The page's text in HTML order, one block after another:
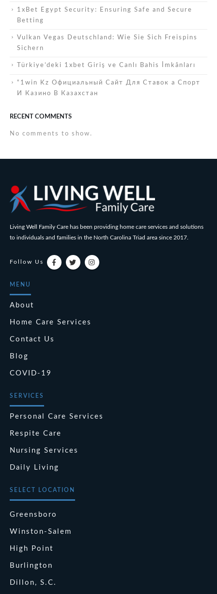
1xBet Egypt Security: Ensuring Safe and Secure
Betting
Vulkan Vegas Deutschland: Wie Sie Sich Freispins
Sichern
Türkiye’deki 1xbet Giriş ve Canlı Bahis İmkânları
“1win Kz Официальный Сайт Для Ставок а Спорт
И Казино В Казахстан
RECENT COMMENTS
No comments to show.
Living Well Family Care has been providing home care services and solutions
to individuals and families in the North Carolina Triad area since 2017.
Follow Us
MENU
About
Home Care Services
Contact Us
Blog
COVID-19
SERVICES
Personal Care Services
Respite Care
Nursing Services
Daily Living
SELECT LOCATION
Greensboro
Winston-Salem
High Point
Burlington
Dillon, S.C.